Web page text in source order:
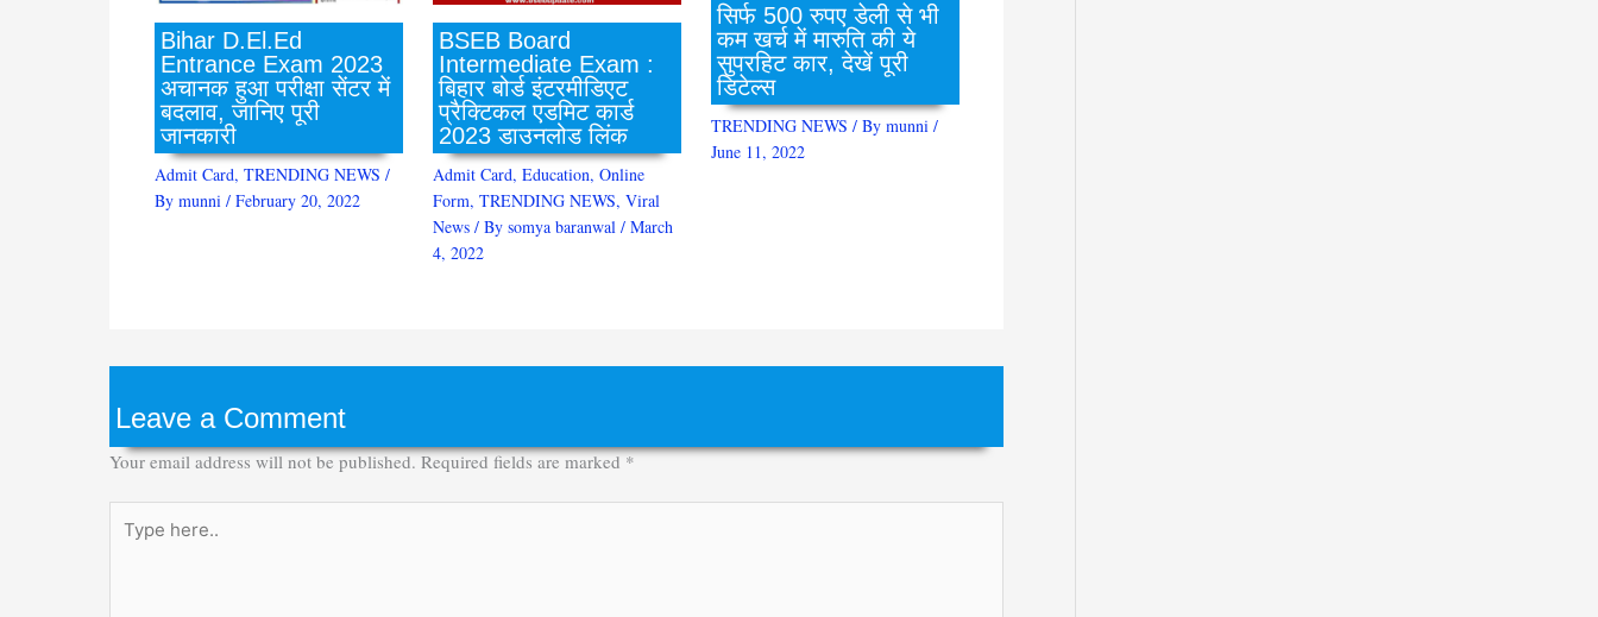
Bihar D.El.Ed
Entrance Exam 2023
अचानक हुआ परीक्षा सेंटर में
बदलाव, जानिए पूरी
जानकारी
Admit Card, TRENDING NEWS /
By munni / February 20, 2022
BSEB Board
Intermediate Exam :
बिहार बोर्ड इंटरमीडिएट
प्रैक्टिकल एडमिट कार्ड
2023 डाउनलोड लिंक
Admit Card, Education, Online
Form, TRENDING NEWS, Viral
News/ By somya baranwal / March
4, 2022
सिर्फ 500 रुपए डेली से भी
कम खर्च में मारुति की ये
सुपरहिट कार, देखें पूरी
डिटेल्स
TRENDING NEWS / By munni /
June 11, 2022
Leave a Comment
Your email address will not be published. Required fields are marked*
here..